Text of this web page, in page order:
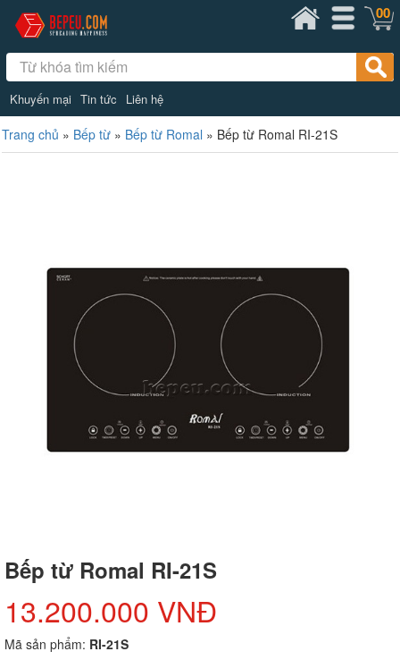
Khuyến mại Tin tức Liên hệ
00
Trang chủ » Bếp từ » Bếp từ Romal » Bếp từ Romal RI-21S
Bếp từ Romal RI-21S
13.200.000 VNĐ
Mã sản phẩm: RI-21S